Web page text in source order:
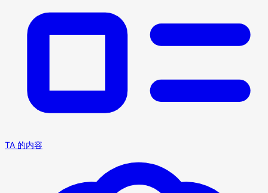
TA 的内容